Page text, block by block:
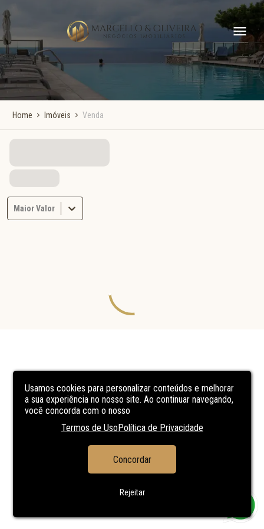
Usamos cookies para personalizar conteúdos e melhorar
a sua experiência no nosso site. Ao continuar navegando,
você concorda com o nosso
Termos de UsoPolítica de Privacidade
Concordar
Rejeitar
Home Imóveis Venda
Maior Valor